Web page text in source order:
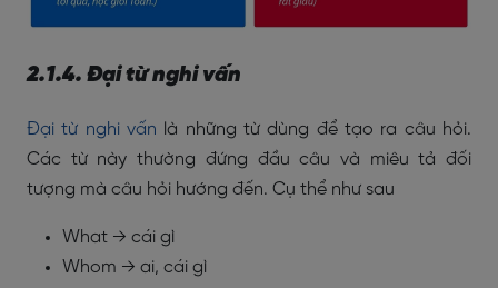
2.1.4. Đại từ nghi vấn
Đại từ nghi vấn là những từ dùng để tạo ra câu hỏi.
Các từ này thường đứng đầu câu và miêu tả đối
tượng mà câu hỏi hướng đến. Cụ thể như sau
What → cái gì
Whom → ai, cái gì